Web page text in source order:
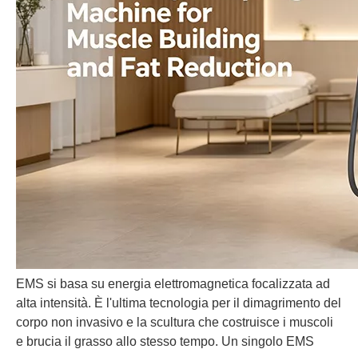
EMS si basa su energia elettromagnetica focalizzata ad
alta intensità. È l'ultima tecnologia per il dimagrimento del
corpo non invasivo e la scultura che costruisce i muscoli
e brucia il grasso allo stesso tempo. Un singolo EMS